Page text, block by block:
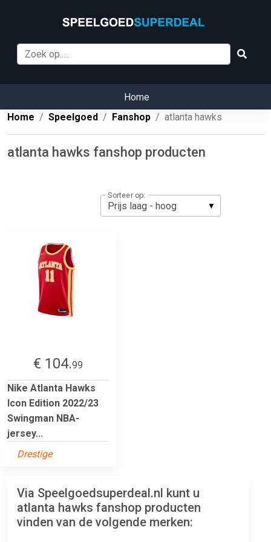
Home
Home
Speelgoed Fanshop atlanta hawks
atlanta hawks fanshop producten
Sorteer op:
€ 104.99
Nike Atlanta Hawks
Icon Edition 2022/23
Swingman NBA-
jersey...
Drestige
Via Speelgoedsuperdeal.nl kunt u
atlanta hawks fanshop producten
vinden van de volgende merken: